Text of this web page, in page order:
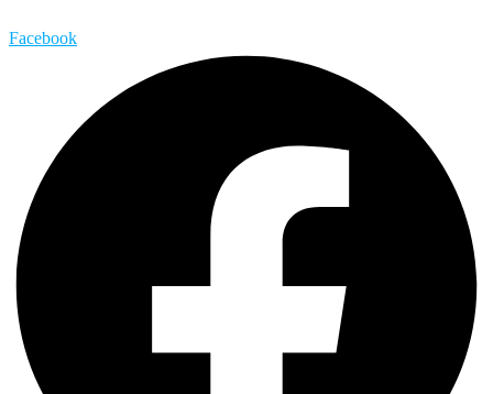
Facebook